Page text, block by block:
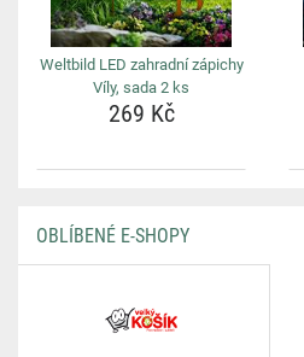
Weltbild LED zahradní zápichy
Víly, sada 2 ks
269 Kč
OBLÍBENÉ E-SHOPY